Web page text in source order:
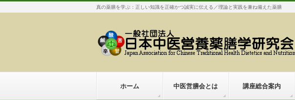
真の薬膳を学ぶ：正しい知識を正確かつ誠実に伝える／理論と実践を兼ね備えた薬膳
ホーム 中医営膳会とは 講座総合案内